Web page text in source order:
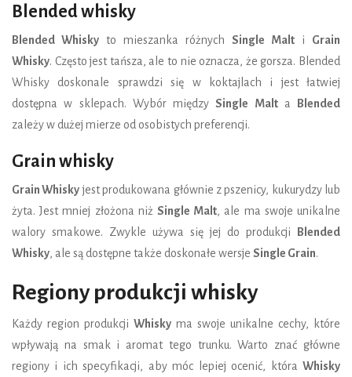
Blended whisky
Blended Whisky to mieszanka różnych Single Malt i Grain
Whisky. Często jest tańsza, ale to nie oznacza, że gorsza. Blended
Whisky doskonale sprawdzi się w koktajlach i jest łatwiej
dostępna w sklepach. Wybór między Single Malta
Blended
zależy w dużej mierze od osobistych preferencji.
Grain whisky
Grain Whiskyjest produkowana głównie z pszenicy, kukurydzy lub
żyta. Jest mniej złożona niż Single Malt, ale ma swoje unikalne
walory smakowe. Zwykle używa się jej do produkcji
Blended
Whisky, ale są dostępne także doskonałe wersje Single Grain.
Regiony produkcji whisky
Każdy region produkcji Whisky ma swoje unikalne cechy, które
wpływają na smak i aromat tego trunku. Warto znać główne
regiony i ich specyfikacji, aby móc lepiej ocenić, która Whisky